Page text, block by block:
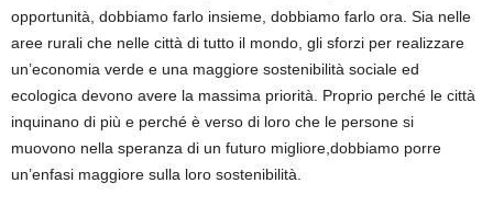
opportunità, dobbiamo farlo insieme, dobbiamo farlo ora. Sia nelle
aree rurali che nelle città di tutto il mondo, gli sforzi per realizzare
un’economia verde e una maggiore sostenibilità sociale ed
ecologica devono avere la massima priorità. Proprio perché le città
inquinano di più e perché è verso di loro che le persone si
muovono nella speranza di un futuro migliore,dobbiamo porre
un’enfasi maggiore sulla loro sostenibilità.